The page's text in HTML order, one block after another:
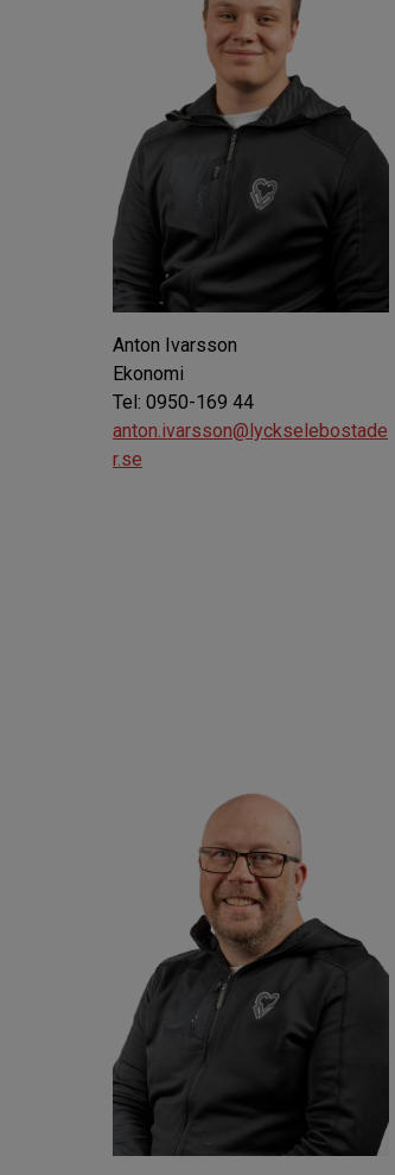
Anton Ivarsson
Ekonomi
Tel: 0950-169 44
anton.ivarsson@lyckselebostade
r.se